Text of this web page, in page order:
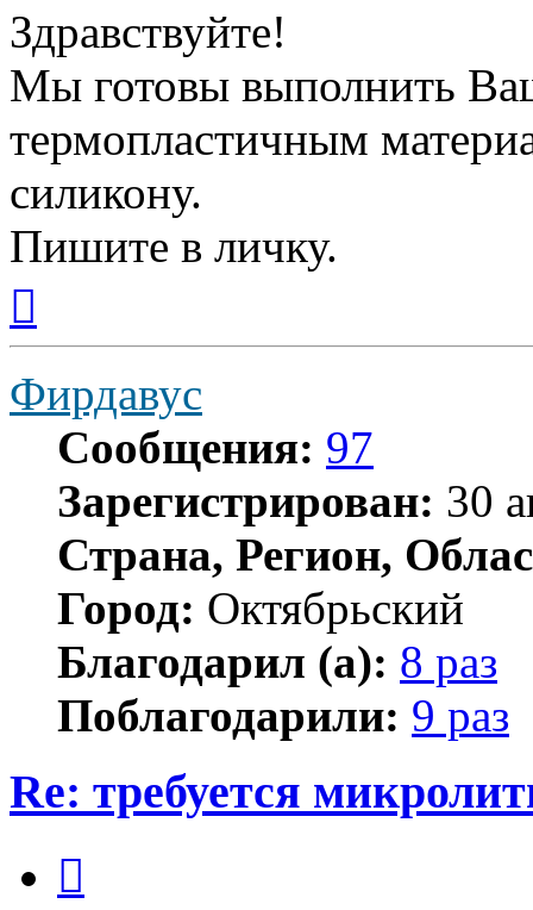
Здравствуйте!
Мы готовы выполнить
термопластичным
силикону.
Пишите в личку.
началу
Фирдавус
Сообщения: 97
Зарегистрирован: 30
Страна, Регион,
Город: Октябрьский
Благодарил (а): 8 раз
Поблагодарили: 9 раз
Re: требуется